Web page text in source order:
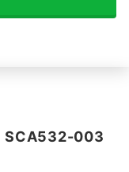
SCA532-003